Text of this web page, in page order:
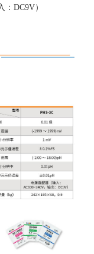
DC9V）